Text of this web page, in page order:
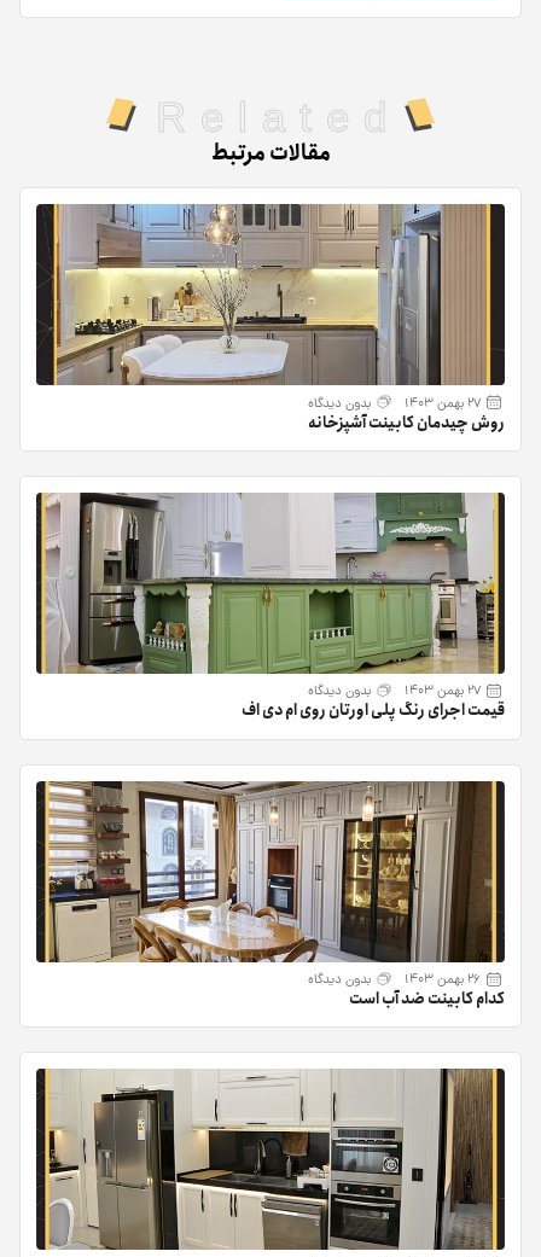
Related
مقالات مرتبط
27 بهمن 1403 بدون دیدگاه
روش چیدمان کابینت آشپزخانه
27 بهمن 1403 بدون دیدگاه
قیمت اجرای رنگ پلی اورتان روی ام دی اف
26 بهمن 1403 بدون دیدگاه
کدام کابینت ضد آب است